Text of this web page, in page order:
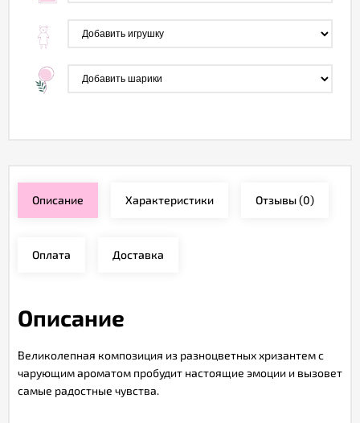
Описание Характеристики Отзывы(0)
Оплата Доставка
Описание
Великолепная композиция из разноцветных хризантем с
чарующим ароматом пробудит настоящие эмоции и вызовет
самые радостные чувства.